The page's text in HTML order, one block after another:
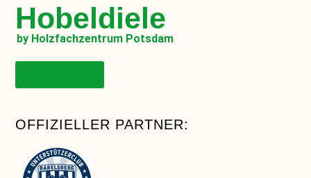
Hobeldiele
by Holzfachzentrum Potsdam
OFFIZIELLER PARTNER: